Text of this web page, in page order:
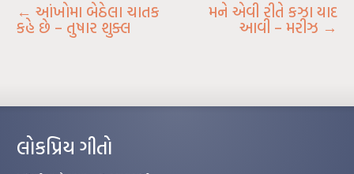
← આંખોમા બેઠેલા ચાતક
કહે છે – તુષાર શુક્લ
મને એવી રીતે કઝા યાદ
આવી – મરીઝ →
લોકપ્રિય ગીતો